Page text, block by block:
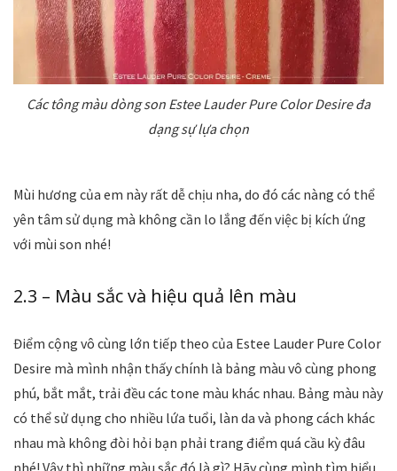
Các tông màu dòng son Estee Lauder Pure Color Desire đa
dạng sự lựa chọn
Mùi hương của em này rất dễ chịu nha, do đó các nàng có thể
yên tâm sử dụng mà không cần lo lắng đến việc bị kích ứng
với mùi son nhé!
2.3 – Màu sắc và hiệu quả lên màu
Điểm cộng vô cùng lớn tiếp theo của Estee Lauder Pure Color
Desire mà mình nhận thấy chính là bảng màu vô cùng phong
phú, bắt mắt, trải đều các tone màu khác nhau. Bảng màu này
có thể sử dụng cho nhiều lứa tuổi, làn da và phong cách khác
nhau mà không đòi hỏi bạn phải trang điểm quá cầu kỳ đâu